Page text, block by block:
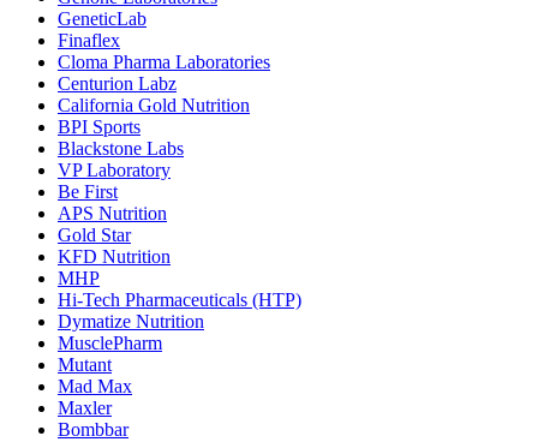
GeneticLab
Finaflex
Cloma Pharma Laboratories
Centurion Labz
California Gold Nutrition
BPI Sports
Blackstone Labs
VP Laboratory
Be First
APS Nutrition
Gold Star
KFD Nutrition
MHP
Hi-Tech Pharmaceuticals (HTP)
Dymatize Nutrition
MusclePharm
Mutant
Mad Max
Maxler
Bombbar